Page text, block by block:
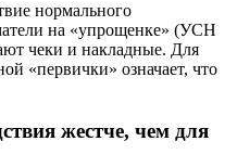
нормального
на «упрощенке» (УСН
чеки и накладные. Для
«первички» означает, что
жестче, чем для